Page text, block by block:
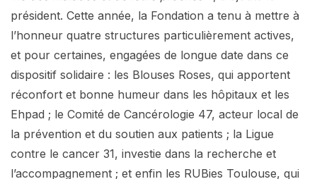
président. Cette année, la Fondation a tenu à mettre à
l’honneur quatre structures particulièrement actives,
et pour certaines, engagées de longue date dans ce
dispositif solidaire : les Blouses Roses, qui apportent
réconfort et bonne humeur dans les hôpitaux et les
Ehpad ; le Comité de Cancérologie 47, acteur local de
la prévention et du soutien aux patients ; la Ligue
contre le cancer 31, investie dans la recherche et
l’accompagnement ; et enfin les RUBies Toulouse, qui